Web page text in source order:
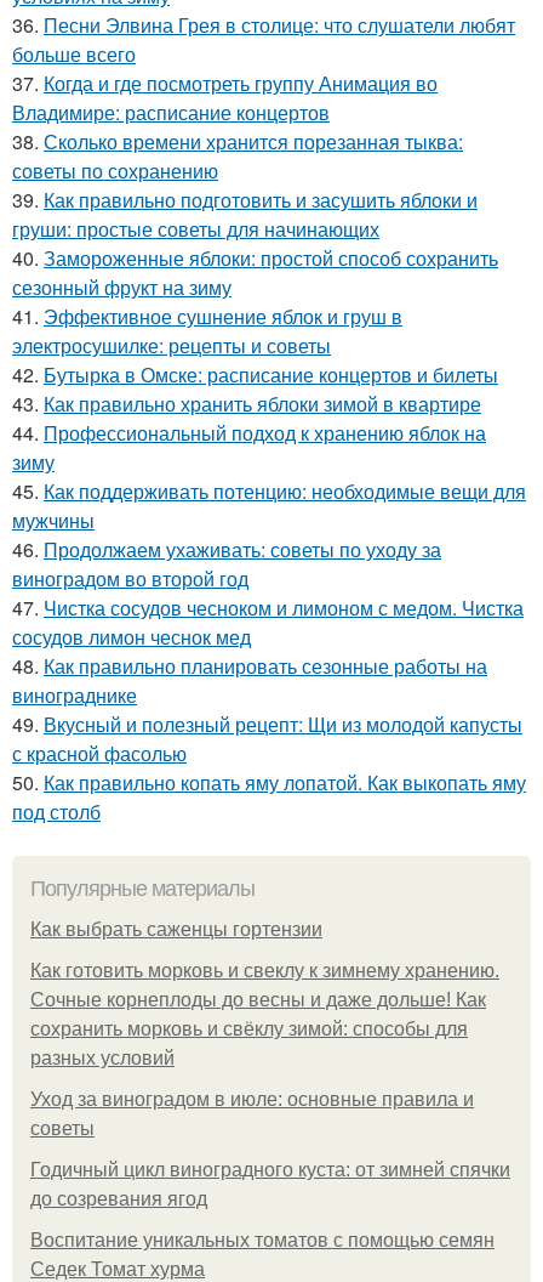
36. Песни Элвина Грея в столице: что слушатели любят
больше всего
37. Когда и где посмотреть группу Анимация во
Владимире: расписание концертов
38. Сколько времени хранится порезанная тыква:
советы по сохранению
39. Как правильно подготовить и засушить яблоки и
груши: простые советы для начинающих
40. Замороженные яблоки: простой способ сохранить
сезонный фрукт на зиму
41. Эффективное сушнение яблок и груш в
электросушилке: рецепты и советы
42. Бутырка в Омске: расписание концертов и билеты
43. Как правильно хранить яблоки зимой в квартире
44. Профессиональный подход к хранению яблок на
зиму
45. Как поддерживать потенцию: необходимые вещи для
мужчины
46. Продолжаем ухаживать: советы по уходу за
виноградом во второй год
47. Чистка сосудов чесноком и лимоном с медом. Чистка
сосудов лимон чеснок мед
48. Как правильно планировать сезонные работы на
винограднике
49. Вкусный и полезный рецепт: Щи из молодой капусты
с красной фасолью
50. Как правильно копать яму лопатой. Как выкопать яму
под столб
Популярные материалы
Как выбрать саженцы гортензии
Как готовить морковь и свеклу к зимнему хранению.
Сочные корнеплоды до весны и даже дольше! Как
сохранить морковь и свёклу зимой: способы для
разных условий
Уход за виноградом в июле: основные правила и
советы
Годичный цикл виноградного куста: от зимней спячки
до созревания ягод
Воспитание уникальных томатов с помощью семян
Седек Томат хурма